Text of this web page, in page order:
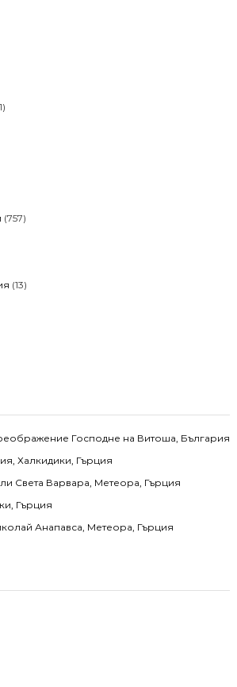
(757)
(13)
Господне на Витоша, България
Халкидики, Гърция
Света Варвара, Метеора, Гърция
Гърция
Анапавса, Метеора, Гърция